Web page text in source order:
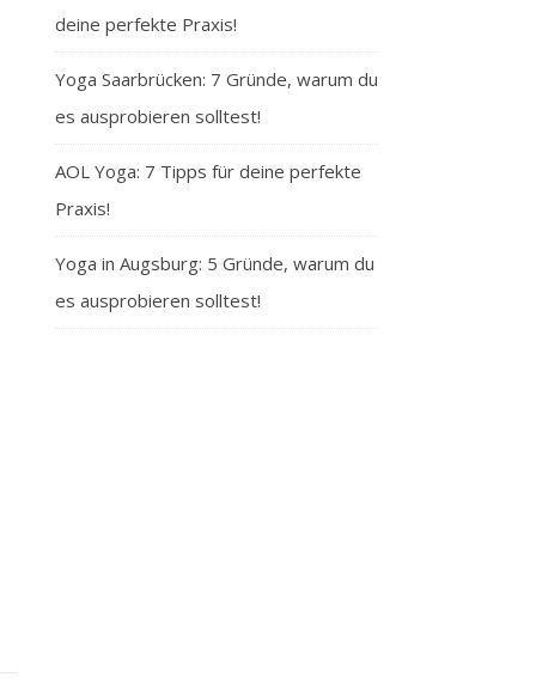
deine perfekte Praxis!
Yoga Saarbrücken: 7 Gründe, warum du
es ausprobieren solltest!
AOL Yoga: 7 Tipps für deine perfekte
Praxis!
Yoga in Augsburg: 5 Gründe, warum du
es ausprobieren solltest!